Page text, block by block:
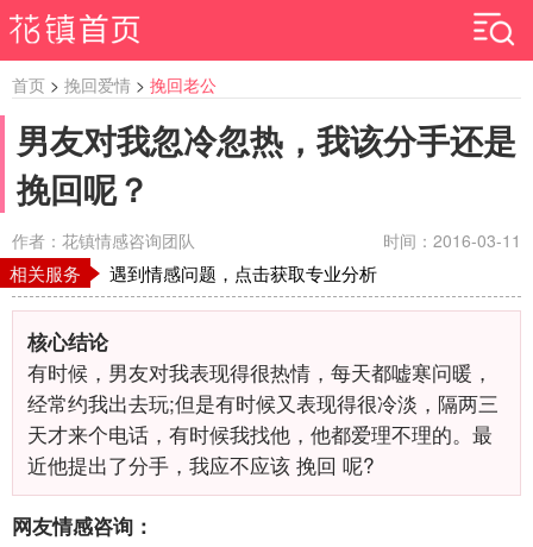
首页 > 挽回爱情 > 挽回老公
男友对我忽冷忽热，我该分手还是
挽回呢？
作者：花镇情感咨询团队 时间：2016-03-11
相关服务 遇到情感问题，点击获取专业分析
核心结论
有时候，男友对我表现得很热情，每天都嘘寒问暖，
经常约我出去玩;但是有时候又表现得很冷淡，隔两三
天才来个电话，有时候我找他，他都爱理不理的。最
近他提出了分手，我应不应该 挽回 呢?
网友情感咨询：